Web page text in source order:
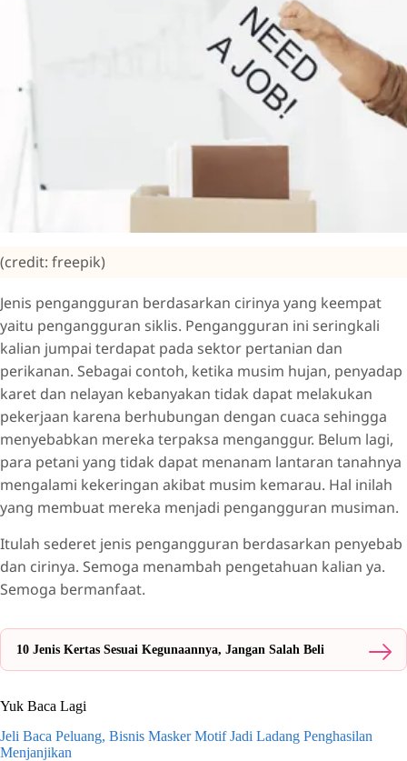
(credit: freepik)
Jenis pengangguran berdasarkan cirinya yang keempat
yaitu pengangguran siklis. Pengangguran ini seringkali
kalian jumpai terdapat pada sektor pertanian dan
perikanan. Sebagai contoh, ketika musim hujan, penyadap
karet dan nelayan kebanyakan tidak dapat melakukan
pekerjaan karena berhubungan dengan cuaca sehingga
menyebabkan mereka terpaksa menganggur. Belum lagi,
para petani yang tidak dapat menanam lantaran tanahnya
mengalami kekeringan akibat musim kemarau. Hal inilah
yang membuat mereka menjadi pengangguran musiman.
Itulah sederet jenis pengangguran berdasarkan penyebab
dan cirinya. Semoga menambah pengetahuan kalian ya.
Semoga bermanfaat.
10 Jenis Kertas Sesuai Kegunaannya, Jangan Salah Beli
Yuk Baca Lagi
Jeli Baca Peluang, Bisnis Masker Motif Jadi Ladang Penghasilan
Menjanjikan